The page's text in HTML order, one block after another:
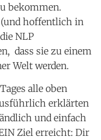
bekommen.
(und hoffentlich in
NLP
dass sie zu einem
Welt werden.
alle oben
erklärten
und einfach
Ziel erreicht: Dir